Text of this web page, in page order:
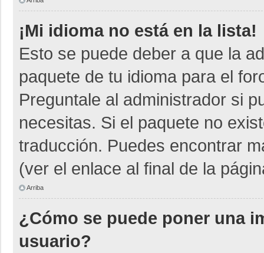
¡Mi idioma no está en la lista!
Esto se puede deber a que la
paquete de tu idioma para el
Preguntale al administrador si
necesitas. Si el paquete no
traducción. Puedes encontrar
(ver el enlace al final de la
Arriba
¿Cómo se puede poner una
usuario?